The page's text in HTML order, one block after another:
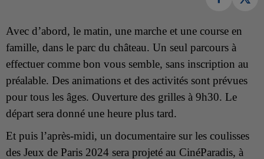
Avec d’abord, le matin, une marche et une course en
famille, dans le parc du château. Un seul parcours à
effectuer comme bon vous semble, sans inscription au
préalable. Des animations et des activités sont prévues
pour tous les âges. Ouverture des grilles à 9h30. Le
départ sera donné une heure plus tard.
Et puis l’après-midi, un documentaire sur les coulisses
des Jeux de Paris 2024 sera projeté au CinéParadis, à